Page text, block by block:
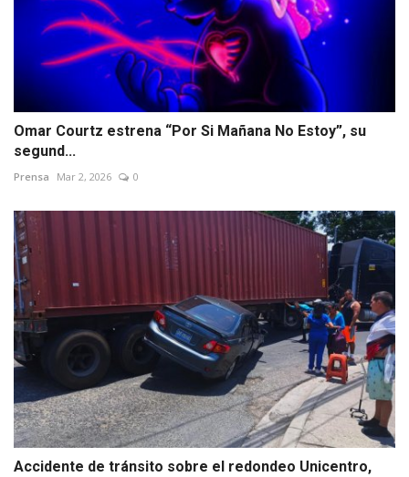
Omar Courtz estrena “Por Si Mañana No Estoy”, su
segund...
Prensa Mar 2, 2026 0
Accidente de tránsito sobre el redondeo Unicentro,